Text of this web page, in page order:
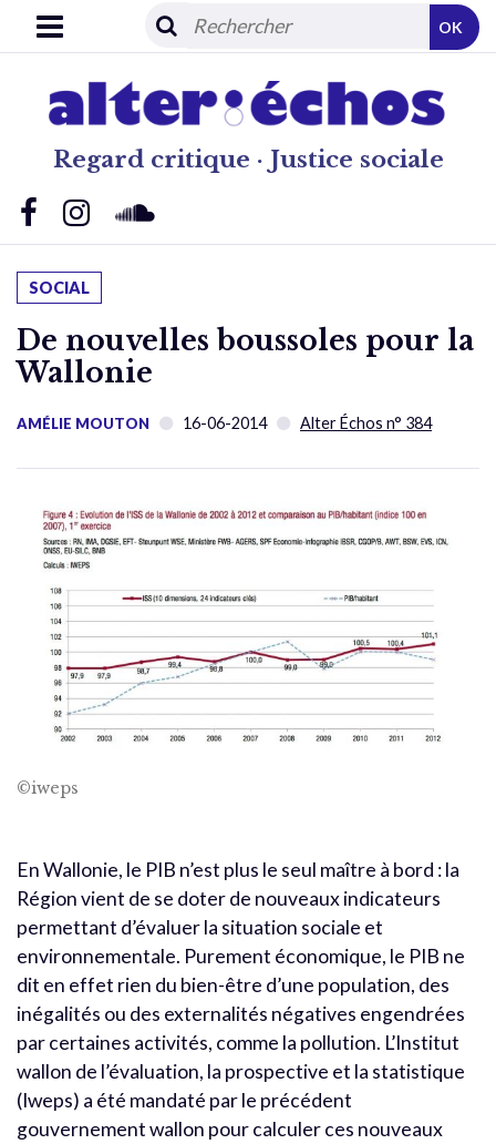
Regard critique · Justice sociale
OK
SOCIAL
De nouvelles boussoles pour la
Wallonie
AMÉLIE MOUTON 16-06-2014 Alter Échos n° 384
©iweps
En Wallonie, le PIB n’est plus le seul maître à bord : la
Région vient de se doter de nouveaux indicateurs
permettant d’évaluer la situation sociale et
environnementale. Purement économique, le PIB ne
dit en effet rien du bien-être d’une population, des
inégalités ou des externalités négatives engendrées
par certaines activités, comme la pollution. L’Institut
wallon de l’évaluation, la prospective et la statistique
(Iweps) a été mandaté par le précédent
gouvernement wallon pour calculer ces nouveaux